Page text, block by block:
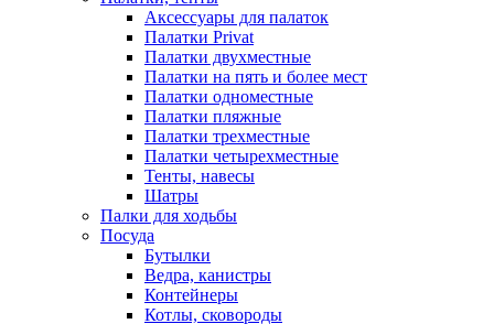
Аксессуары для палаток
Палатки Privat
Палатки двухместные
Палатки на пять и более мест
Палатки одноместные
Палатки пляжные
Палатки трехместные
Палатки четырехместные
Тенты, навесы
Шатры
Палки для ходьбы
Посуда
Бутылки
Ведра, канистры
Контейнеры
Котлы, сковороды